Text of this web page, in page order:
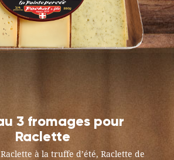
3 fromages pour
Raclette
à la truffe d’été, Raclette de